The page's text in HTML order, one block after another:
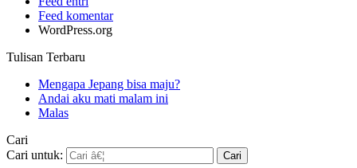
Feed komentar
WordPress.org
Tulisan Terbaru
Mengapa Jepang bisa maju?
Andai aku mati malam ini
Malas
Cari
Cari untuk: